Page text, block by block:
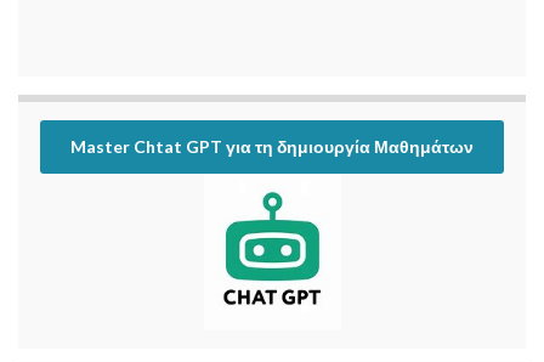
Master Chtat GPT για τη δημιουργία Μαθημάτων